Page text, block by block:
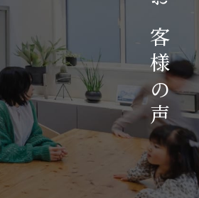
お
客
様
の
声
お知らせ・イベント
会社概要・アクセス
スタッフ紹介
プライバシーポリシー